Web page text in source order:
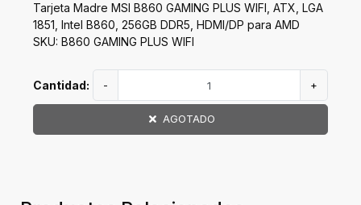
Tarjeta Madre MSI B860 GAMING PLUS WIFI, ATX, LGA
1851, Intel B860, 256GB DDR5, HDMI/DP para AMD
SKU: B860 GAMING PLUS WIFI
Cantidad: - +
AGOTADO